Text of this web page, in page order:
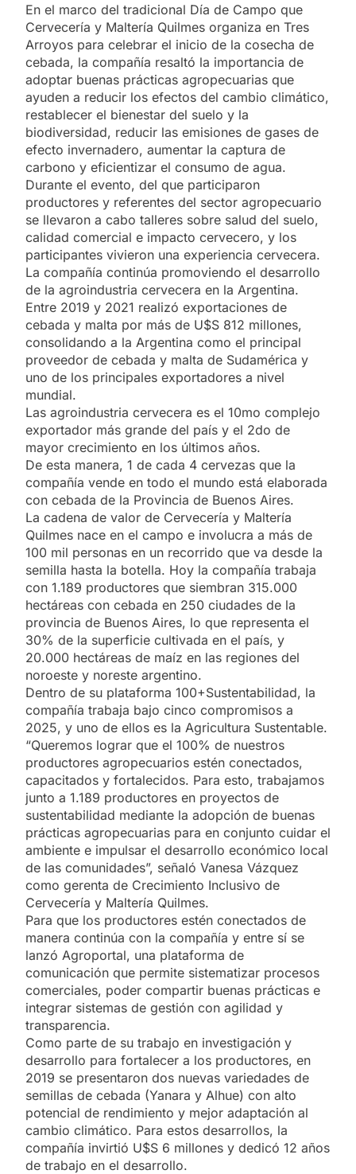
En el marco del tradicional Día de Campo que
Cervecería y Maltería Quilmes organiza en Tres
Arroyos para celebrar el inicio de la cosecha de
cebada, la compañía resaltó la importancia de
adoptar buenas prácticas agropecuarias que
ayuden a reducir los efectos del cambio climático,
restablecer el bienestar del suelo y la
biodiversidad, reducir las emisiones de gases de
efecto invernadero, aumentar la captura de
carbono y eficientizar el consumo de agua.
Durante el evento, del que participaron
productores y referentes del sector agropecuario
se llevaron a cabo talleres sobre salud del suelo,
calidad comercial e impacto cervecero, y los
participantes vivieron una experiencia cervecera.
La compañía continúa promoviendo el desarrollo
de la agroindustria cervecera en la Argentina.
Entre 2019 y 2021 realizó exportaciones de
cebada y malta por más de U$S 812 millones,
consolidando a la Argentina como el principal
proveedor de cebada y malta de Sudamérica y
uno de los principales exportadores a nivel
mundial.
Las agroindustria cervecera es el 10mo complejo
exportador más grande del país y el 2do de
mayor crecimiento en los últimos años.
De esta manera, 1 de cada 4 cervezas que la
compañía vende en todo el mundo está elaborada
con cebada de la Provincia de Buenos Aires.
La cadena de valor de Cervecería y Maltería
Quilmes nace en el campo e involucra a más de
100 mil personas en un recorrido que va desde la
semilla hasta la botella. Hoy la compañía trabaja
con 1.189 productores que siembran 315.000
hectáreas con cebada en 250 ciudades de la
provincia de Buenos Aires, lo que representa el
30% de la superficie cultivada en el país, y
20.000 hectáreas de maíz en las regiones del
noroeste y noreste argentino.
Dentro de su plataforma 100+Sustentabilidad, la
compañía trabaja bajo cinco compromisos a
2025, y uno de ellos es la Agricultura Sustentable.
“Queremos lograr que el 100% de nuestros
productores agropecuarios estén conectados,
capacitados y fortalecidos. Para esto, trabajamos
junto a 1.189 productores en proyectos de
sustentabilidad mediante la adopción de buenas
prácticas agropecuarias para en conjunto cuidar el
ambiente e impulsar el desarrollo económico local
de las comunidades”, señaló Vanesa Vázquez
como gerenta de Crecimiento Inclusivo de
Cervecería y Maltería Quilmes.
Para que los productores estén conectados de
manera continúa con la compañía y entre sí se
lanzó Agroportal, una plataforma de
comunicación que permite sistematizar procesos
comerciales, poder compartir buenas prácticas e
integrar sistemas de gestión con agilidad y
transparencia.
Como parte de su trabajo en investigación y
desarrollo para fortalecer a los productores, en
2019 se presentaron dos nuevas variedades de
semillas de cebada (Yanara y Alhue) con alto
potencial de rendimiento y mejor adaptación al
cambio climático. Para estos desarrollos, la
compañía invirtió U$S 6 millones y dedicó 12 años
de trabajo en el desarrollo.